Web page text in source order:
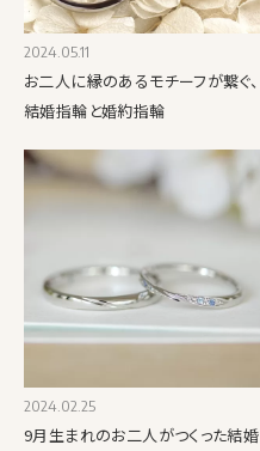
2024.05.11
お二人に縁のあるモチーフが繋ぐ、
結婚指輪と婚約指輪
2024.02.25
9月生まれのお二人がつくった結婚